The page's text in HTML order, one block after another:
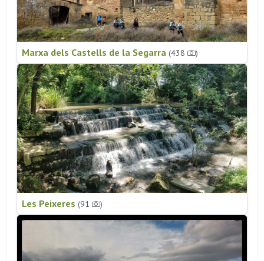
Marxa dels Castells de la Segarra (438 )
Les Peixeres (91 )